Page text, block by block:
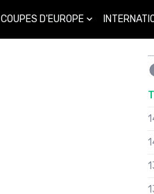
COUPES D'EUROPE